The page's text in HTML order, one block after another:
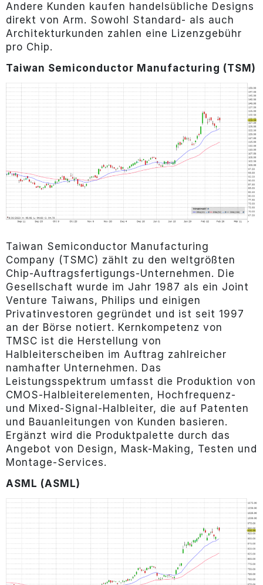
Andere Kunden kaufen handelsübliche Designs
direkt von Arm. Sowohl Standard- als auch
Architekturkunden zahlen eine Lizenzgebühr
pro Chip.
Taiwan Semiconductor Manufacturing (TSM)
Taiwan Semiconductor Manufacturing
Company (TSMC) zählt zu den weltgrößten
Chip-Auftragsfertigungs-Unternehmen. Die
Gesellschaft wurde im Jahr 1987 als ein Joint
Venture Taiwans, Philips und einigen
Privatinvestoren gegründet und ist seit 1997
an der Börse notiert. Kernkompetenz von
TMSC ist die Herstellung von
Halbleiterscheiben im Auftrag zahlreicher
namhafter Unternehmen. Das
Leistungsspektrum umfasst die Produktion von
CMOS-Halbleiterelementen, Hochfrequenz-
und Mixed-Signal-Halbleiter, die auf Patenten
und Bauanleitungen von Kunden basieren.
Ergänzt wird die Produktpalette durch das
Angebot von Design, Mask-Making, Testen und
Montage-Services.
ASML (ASML)